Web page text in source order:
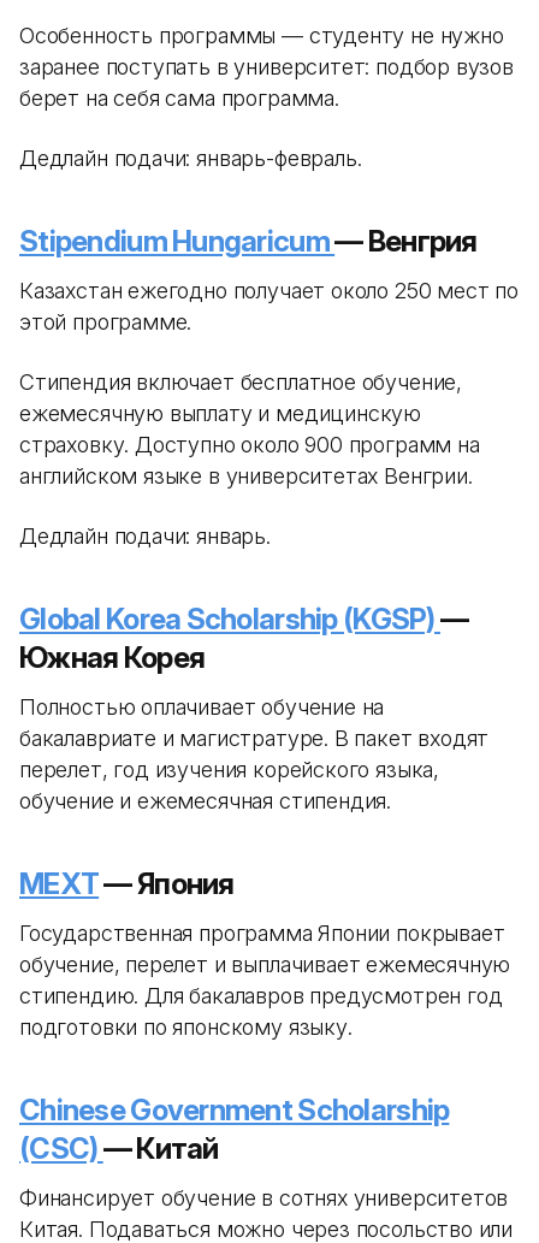
Особенность программы — студенту не нужно
заранее поступать в университет: подбор вузов
берет на себя сама программа.
Дедлайн подачи: январь-февраль.
Stipendium Hungaricum— Венгрия
Казахстан ежегодно получает около 250 мест по
этой программе.
Стипендия включает бесплатное обучение,
ежемесячную выплату и медицинскую
страховку. Доступно около 900 программ на
английском языке в университетах Венгрии.
Дедлайн подачи: январь.
Global Korea Scholarship (KGSP)—
Южная Корея
Полностью оплачивает обучение на
бакалавриате и магистратуре. В пакет входят
перелет, год изучения корейского языка,
обучение и ежемесячная стипендия.
MEXT— Япония
Государственная программа Японии покрывает
обучение, перелет и выплачивает ежемесячную
стипендию. Для бакалавров предусмотрен год
подготовки по японскому языку.
Chinese Government Scholarship
(CSC)— Китай
Финансирует обучение в сотнях университетов
Китая. Подаваться можно через посольство или